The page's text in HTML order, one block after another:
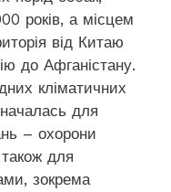
років, а місцем
від Китаю
до Афганістану.
кліматичних
для
– охорони
для
зокрема